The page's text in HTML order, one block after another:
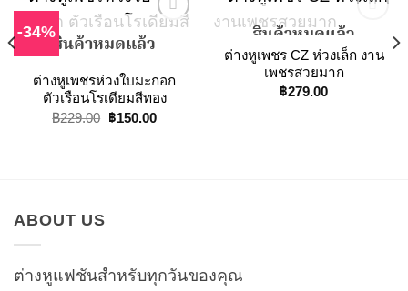
-34%
Wishlist
สินค้าหมดแล้ว
ต่างหูเพชรห่วงใบมะกอก
ตัวเรือนโรเดียมสีทอง
฿229.00 Original
฿150.00Current
สินค้าหมดแล้ว
ต่างหูเพชร CZ ห่วงเล็ก งาน
เพชรสวยมาก
฿279.00
ABOUT US
ต่างหูแฟชันสำหรับทุกวันของคุณ